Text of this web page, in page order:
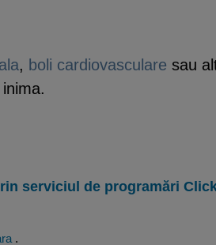
, boli cardiovasculare sau
serviciul de programări
.